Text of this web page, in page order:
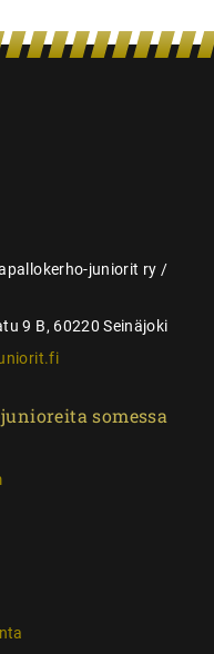
juniorit ry /
9 B, 60220 Seinäjoki
somessa